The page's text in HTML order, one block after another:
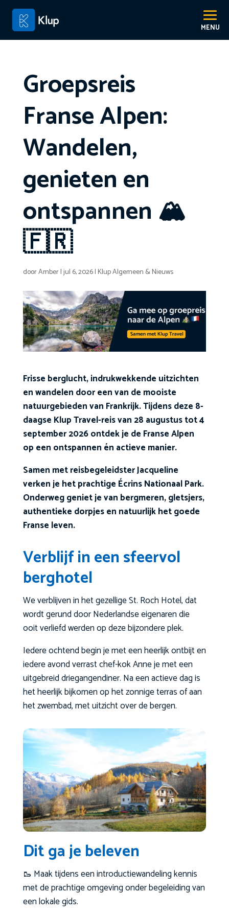
Groepsreis
Franse Alpen:
Wandelen,
genieten en
ontspannen 🏔️
🇫🇷
doorAmber|jul 6, 2026|Klup Algemeen & Nieuws
Frisse berglucht, indrukwekkende uitzichten
en wandelen door een van de mooiste
natuurgebieden van Frankrijk. Tijdens deze 8-
daagse Klup Travel-reis van 28 augustus tot 4
september 2026 ontdek je de Franse Alpen
op een ontspannen én actieve manier.
Samen met reisbegeleidster Jacqueline
verken je het prachtige Écrins Nationaal Park.
Onderweg geniet je van bergmeren, gletsjers,
authentieke dorpjes en natuurlijk het goede
Franse leven.
Verblijf in een sfeervol
berghotel
We verblijven in het gezellige St. Roch Hotel, dat
wordt gerund door Nederlandse eigenaren die
ooit verliefd werden op deze bijzondere plek.
Iedere ochtend begin je met een heerlijk ontbijt en
iedere avond verrast chef-kok Anne je met een
uitgebreid driegangendiner. Na een actieve dag is
het heerlijk bijkomen op het zonnige terras of aan
het zwembad, met uitzicht over de bergen.
Dit ga je beleven
🥾 Maak tijdens een introductiewandeling kennis
met de prachtige omgeving onder begeleiding van
een lokale gids.